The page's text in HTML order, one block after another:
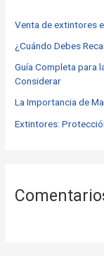
p
o
r
:
Venta de extintores
¿Cuándo Debes
Guía Completa para
Considerar
La Importancia de
Extintores: